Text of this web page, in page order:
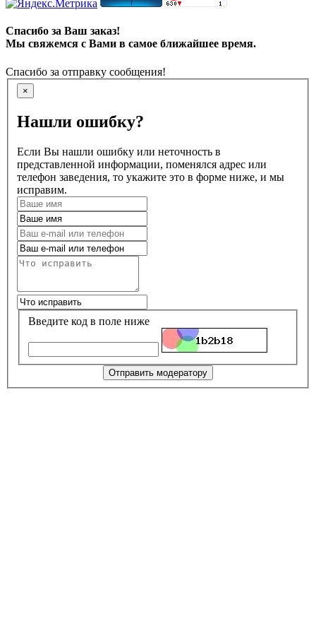
Спасибо за Ваш заказ!
Мы свяжемся с Вами в самое ближайшее время.
Спасибо за отправку сообщения!
×
Нашли ошибку?
Если Вы нашли ошибку или неточность в
представленной информации, поменялся адрес или
телефон заведения, то укажите это в форме ниже, и мы
исправим.
Введите код в поле ниже
Отправить модератору